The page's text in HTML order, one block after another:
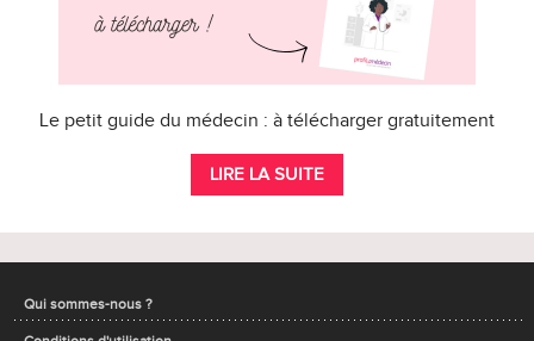
Le petit guide du médecin : à télécharger gratuitement
LIRE LA SUITE
Qui sommes-nous ?